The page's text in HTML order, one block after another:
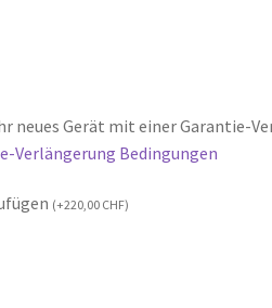
neues Gerät mit einer Garantie-
Verlängerung Bedingungen
(+220,00 CHF)